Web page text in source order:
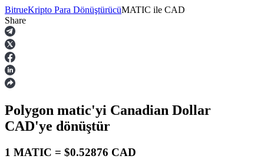
Vadeli İşlemler
BitrueKripto Para DönüştürücüMATIC ile CAD
Share
Polygon matic'yi Canadian Dollar
CAD'ye dönüştür
1 MATIC = $0.52876 CAD